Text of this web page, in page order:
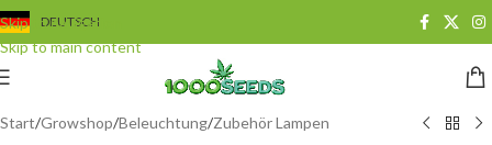
Skip to navigation
Skip to main content
DEUTSCH
Start/Growshop/Beleuchtung/Zubehör Lampen